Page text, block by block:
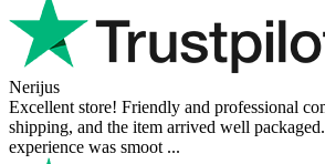
Nerijus
Excellent store! Friendly and professional
shipping, and the item arrived well
experience was smoot ...